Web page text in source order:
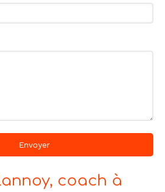
Envoyer
coach à